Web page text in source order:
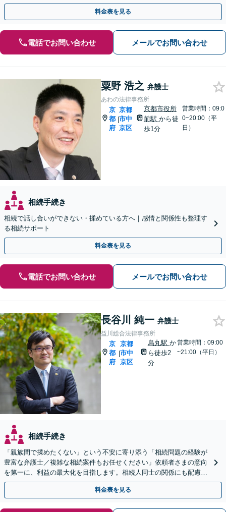
可能】【土日対応可能】【初回面談1時間無料】
料金表を見る
電話でお問い合わせ メールでお問い合わせ
粟野 浩之 弁護士
あわの法律事務所
京
都
府
|
京都
市中
京区
京都市役所
前駅 から徒
歩1分
営業時間：09:0
0~20:00（平
日）
相続手続き
相続で話し合いができない・揉めている方へ｜感情と関係性も整理す
る相続サポート
料金表を見る
電話でお問い合わせ メールでお問い合わせ
長谷川 純一 弁護士
益川総合法律事務所
京
都
府
|
京都
市中
京区
烏丸駅 か
ら徒歩2
分
営業時間：09:00
~21:00（平日）
相続手続き
「親族間で揉めたくない」という不安に寄り添う「相続問題の経験が
豊富な弁護士／複雑な相続案件もお任せください」依頼者さまの意向
を第一に、利益の最大化を目指します。相続人同士の関係にも配慮
し、きめ細やかに対応
料金表を見る